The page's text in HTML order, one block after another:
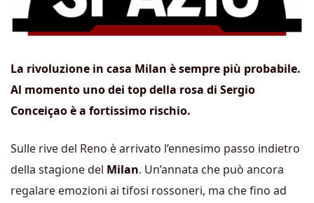
La rivoluzione in casa Milan è sempre più probabile.
Al momento uno dei top della rosa di Sergio
Conceiçao è a fortissimo rischio.
Sulle rive del Reno è arrivato l’ennesimo passo indietro
della stagione del Milan. Un’annata che può ancora
regalare emozioni ai tifosi rossoneri, ma che fino ad